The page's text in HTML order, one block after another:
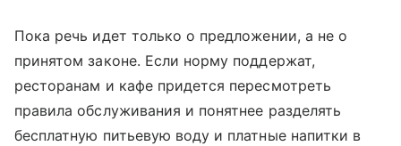
Пока речь идет только о предложении, а не о
принятом законе. Если норму поддержат,
ресторанам и кафе придется пересмотреть
правила обслуживания и понятнее разделять
бесплатную питьевую воду и платные напитки в